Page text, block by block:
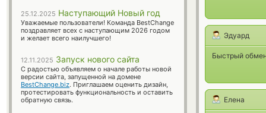
Эдуард
Быстрый
Елена
25.12.2025 Наступающий Новый год
Уважаемые пользователи! Команда BestChange
поздравляет всех с наступающим 2026 годом
и желает всего наилучшего!
12.11.2025 Запуск нового сайта
С радостью объявляем о начале работы новой
версии сайта, запущенной на домене
BestChange.biz. Приглашаем оценить дизайн,
протестировать функциональность и оставить
обратную связь.